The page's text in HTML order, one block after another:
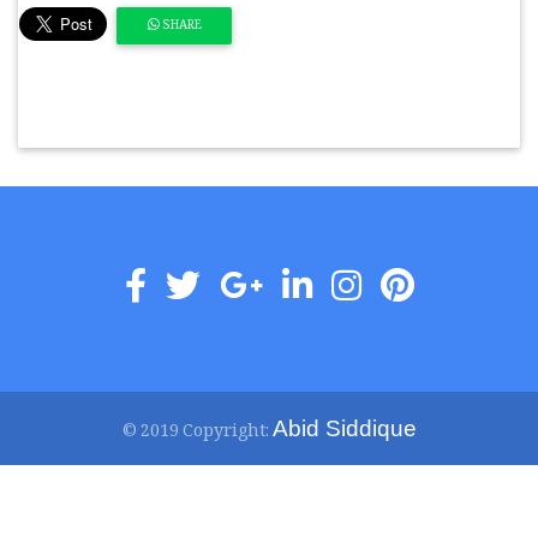
SHARE
© 2019 Copyright:Abid Siddique